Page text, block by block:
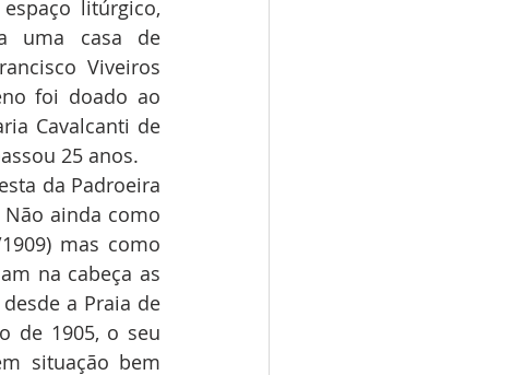
litúrgico,
uma casa de
Viveiros
foi doado ao
Cavalcanti de
25 anos.
da Padroeira
ainda como
mas como
na cabeça as
a Praia de
de 1905, o seu
situação bem